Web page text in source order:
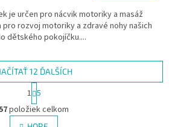
je určen pro nácvik motoriky a masáž
pro rozvoj motoriky a zdravé nohy našich
dětského pokojíčku....
O
v
12 ĎALŠÍCH
S
t
r
á
1 5
položiek celkom